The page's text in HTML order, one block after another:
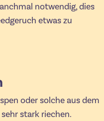
notwendig, dies
etwas zu
oder solche aus dem
stark riechen.